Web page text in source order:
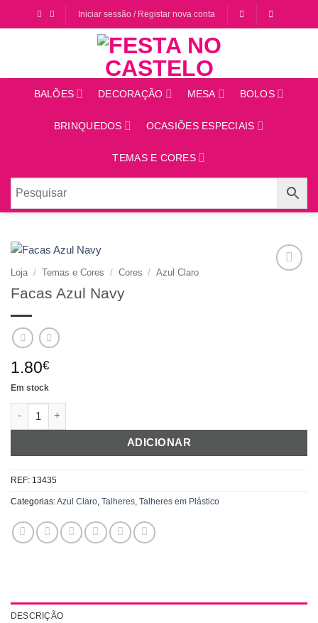
Iniciar sessão / Registar nova conta
BALÕES DECORAÇÃO MESA BOLOS
BRINQUEDOS OCASIÕES ESPECIAIS
TEMAS E CORES
Loja / Temas e Cores / Cores / Azul Claro
Facas Azul Navy
1.80€
Em stock
ADICIONAR
REF: 13435
Categorias:Azul Claro, Talheres, Talheres em Plástico
DESCRIÇÃO